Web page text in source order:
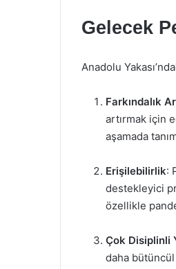
Gelecek
Anadolu
Farkındalık
artırmak için
aşamada
Erişilebilirlik:
destekleyici
özellikle
Çok Disiplinli
daha bütüncül